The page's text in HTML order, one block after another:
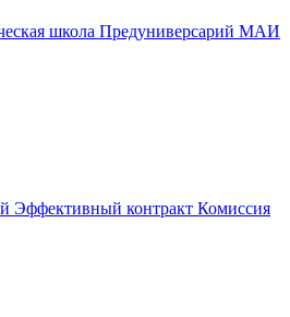
школа Предуниверсарий МАИ
Эффективный контракт Комиссия